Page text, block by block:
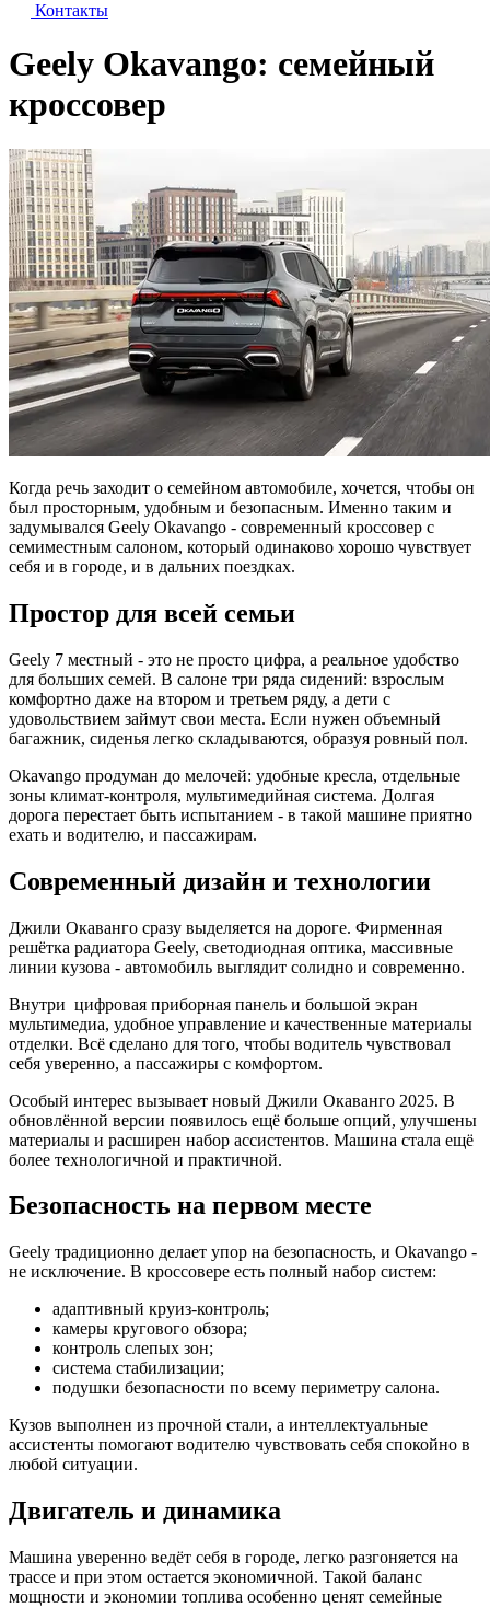
Контакты
Geely Okavango: семейный
кроссовер
Когда речь заходит о семейном автомобиле, хочется, чтобы он
был просторным, удобным и безопасным. Именно таким и
задумывался Geely Okavango - современный кроссовер с
семиместным салоном, который одинаково хорошо чувствует
себя и в городе, и в дальних поездках.
Простор для всей семьи
Geely 7 местный - это не просто цифра, а реальное удобство
для больших семей. В салоне три ряда сидений: взрослым
комфортно даже на втором и третьем ряду, а дети с
удовольствием займут свои места. Если нужен объемный
багажник, сиденья легко складываются, образуя ровный пол.
Okavango продуман до мелочей: удобные кресла, отдельные
зоны климат-контроля, мультимедийная система. Долгая
дорога перестает быть испытанием - в такой машине приятно
ехать и водителю, и пассажирам.
Современный дизайн и технологии
Джили Окаванго сразу выделяется на дороге. Фирменная
решётка радиатора Geely, светодиодная оптика, массивные
линии кузова - автомобиль выглядит солидно и современно.
Внутри цифровая приборная панель и большой экран
мультимедиа, удобное управление и качественные материалы
отделки. Всё сделано для того, чтобы водитель чувствовал
себя уверенно, а пассажиры с комфортом.
Особый интерес вызывает новый Джили Окаванго 2025. В
обновлённой версии появилось ещё больше опций, улучшены
материалы и расширен набор ассистентов. Машина стала ещё
более технологичной и практичной.
Безопасность на первом месте
Geely традиционно делает упор на безопасность, и Okavango -
не исключение. В кроссовере есть полный набор систем:
адаптивный круиз-контроль;
камеры кругового обзора;
контроль слепых зон;
система стабилизации;
подушки безопасности по всему периметру салона.
Кузов выполнен из прочной стали, а интеллектуальные
ассистенты помогают водителю чувствовать себя спокойно в
любой ситуации.
Двигатель и динамика
Машина уверенно ведёт себя в городе, легко разгоняется на
трассе и при этом остается экономичной. Такой баланс
мощности и экономии топлива особенно ценят семейные